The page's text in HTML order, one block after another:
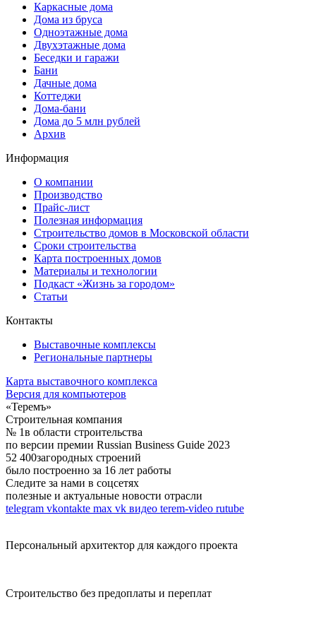
Каркасные дома
Дома из бруса
Одноэтажные дома
Двухэтажные дома
Беседки и гаражи
Бани
Дачные дома
Коттеджи
Дома-бани
Дома до 5 млн рублей
Архив
Информация
О компании
Производство
Прайс-лист
Полезная информация
Строительство домов в Московской области
Сроки строительства
Карта построенных домов
Материалы и технологии
Подкаст «Жизнь за городом»
Статьи
Контакты
Выставочные комплексы
Региональные партнеры
Карта выставочного комплекса
Версия для компьютеров
«Теремъ»
Строительная компания
№ 1в области строительства
по версии премии Russian Business Guide 2023
52 400загородных строений
было построенно за 16 лет работы
Следите за нами в соцсетях
полезные и актуальные новости отрасли
telegram vkontakte max vk видео terem-video rutube
Персональный архитектор для каждого проекта
Строительство без предоплаты и переплат